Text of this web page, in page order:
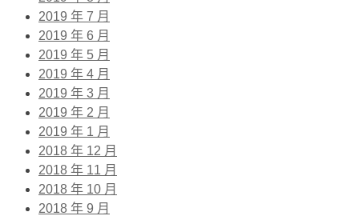
2019 年 7 月
2019 年 6 月
2019 年 5 月
2019 年 4 月
2019 年 3 月
2019 年 2 月
2019 年 1 月
2018 年 12 月
2018 年 11 月
2018 年 10 月
2018 年 9 月